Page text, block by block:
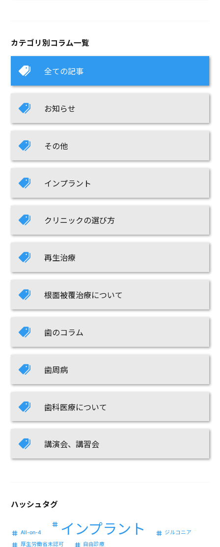
カテゴリ別コラム一覧
全ての記事
お知らせ
その他
インプラント
クリニックの選び方
再生治療
根面被覆治療について
歯のコラム
歯周病
歯科医療について
講演会、講習会
ハッシュタグ
All-on-4 インプラント
ジルコニア
厚生労働省未認可
自由診療